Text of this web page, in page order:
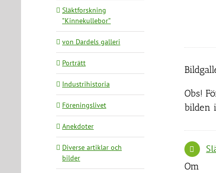
Obs!
bilden
Om
Släktforskning
”Kinnekullebor”
von Dardels galleri
Porträtt
Industrihistoria
Föreningslivet
Anekdoter
Diverse artiklar och
bilder